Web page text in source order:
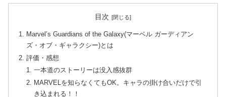
目次
Marvel’s Guardians of the Galaxy(マーベル ガーディアン
ズ・オブ・ギャラクシー)とは
評価・感想
一本道のストーリーは没入感抜群
MARVELを知らなくてもOK。キャラの掛け合いだけで引
き込まれる！！